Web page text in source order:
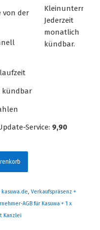
von der
kündbar
Service: 9,90
kasuwa.de, Verkaufspräsenz +
AGB für Kasuwa + 1 x
Kanzlei